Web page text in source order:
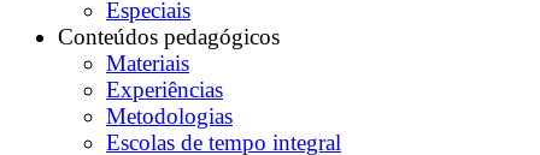
Especiais
Conteúdos pedagógicos
Materiais
Experiências
Metodologias
Escolas de tempo integral